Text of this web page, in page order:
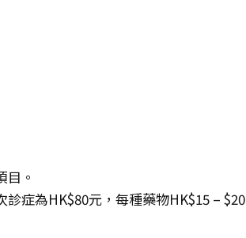
。
症為HK$80元，每種藥物HK$15 – $20